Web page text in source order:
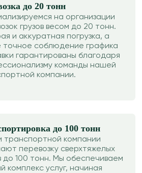
до 20 тонн
на организации
грузов весом до 20 тонн.
и аккуратная погрузка, а
точное соблюдение графика
гарантированы благодаря
команды нашей
компании.
до 100 тонн
транспортной компании
перевозку сверхтяжелых
до 100 тонн. Мы обеспечиваем
комплекс услуг, начиная